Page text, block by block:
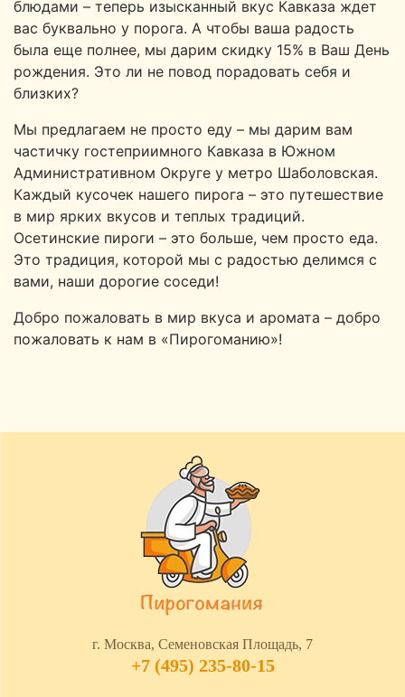
блюдами – теперь изысканный вкус Кавказа ждет
вас буквально у порога. А чтобы ваша радость
была еще полнее, мы дарим скидку 15% в Ваш День
рождения. Это ли не повод порадовать себя и
близких?
Мы предлагаем не просто еду – мы дарим вам
частичку гостеприимного Кавказа в Южном
Административном Округе у метро Шаболовская.
Каждый кусочек нашего пирога – это путешествие
в мир ярких вкусов и теплых традиций.
Осетинские пироги – это больше, чем просто еда.
Это традиция, которой мы с радостью делимся с
вами, наши дорогие соседи!
Добро пожаловать в мир вкуса и аромата – добро
пожаловать к нам в «Пирогоманию»!
г. Москва, Семеновская Площадь, 7
+7 (495) 235-80-15